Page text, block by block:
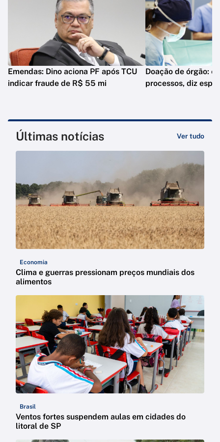
Emendas: Dino aciona PF após TCU
indicar fraude de R$ 55 mi
Doação de órgão:
processos, diz
Últimas notícias Ver tudo
Economia
Clima e guerras pressionam preços mundiais dos
alimentos
Brasil
Ventos fortes suspendem aulas em cidades do
litoral de SP